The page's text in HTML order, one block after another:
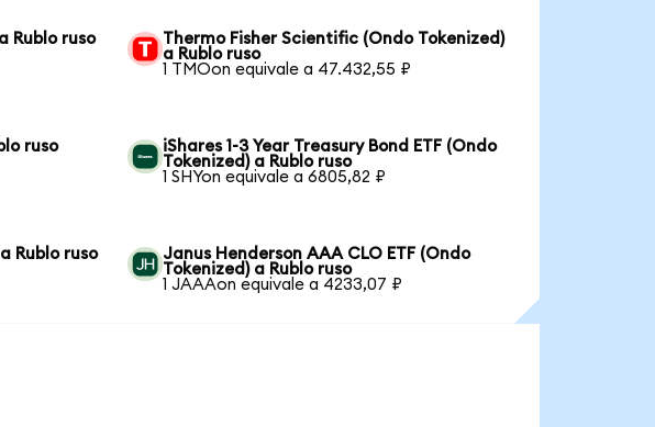
Rublo ruso
Thermo Fisher Scientific (Ondo Tokenized)
a Rublo ruso
1 TMOon equivale a 47.432,55 ₽
ruso
iShares 1-3 Year Treasury Bond ETF (Ondo
Tokenized) a Rublo ruso
1 SHYon equivale a 6805,82 ₽
Rublo ruso
Janus Henderson AAA CLO ETF (Ondo
Tokenized) a Rublo ruso
1 JAAAon equivale a 4233,07 ₽